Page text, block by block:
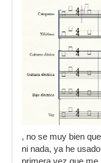
, no se muy bien
ni nada, ya he